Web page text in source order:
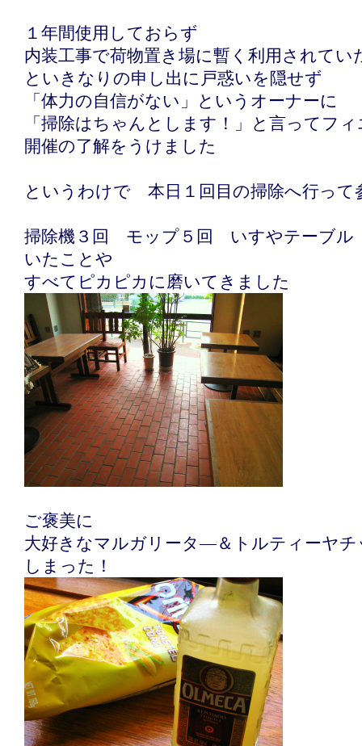
１年間使用しておらず
内装工事で荷物置き場に暫く利用されてい
といきなりの申し出に戸惑いを隠せず
「体力の自信がない」というオーナーに
「掃除はちゃんとします！」と言ってフ
開催の了解をうけました
というわけで 本日１回目の掃除へ行って
掃除機３回 モップ５回 いすやテーブル
いたことや
すべてピカピカに磨いてきました
ご褒美に
大好きなマルガリータ―＆トルティーヤ
しまった！